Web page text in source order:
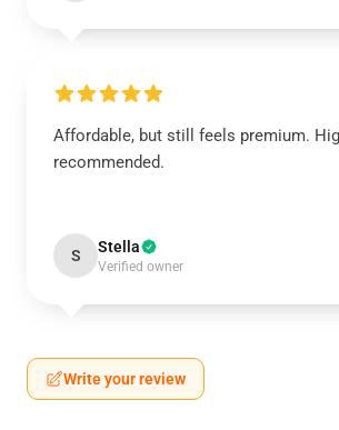
Affordable, but still feels premium.
recommended.
S Stella
Verified owner
Write your review